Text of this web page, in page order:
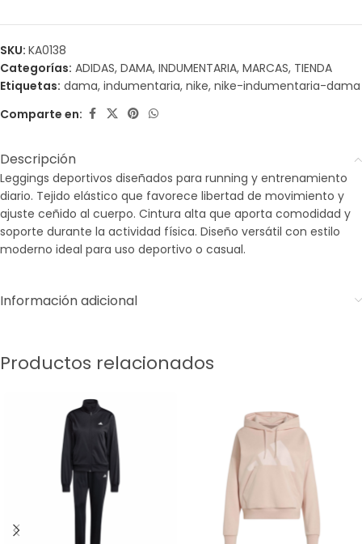
SKU: KA0138
Categorías: ADIDAS, DAMA, INDUMENTARIA, MARCAS, TIENDA
Etiquetas: dama, indumentaria, nike, nike-indumentaria-dama
Comparte en:
Descripción
Leggings deportivos diseñados para running y entrenamiento
diario. Tejido elástico que favorece libertad de movimiento y
ajuste ceñido al cuerpo. Cintura alta que aporta comodidad y
soporte durante la actividad física. Diseño versátil con estilo
moderno ideal para uso deportivo o casual.
Información adicional
Productos relacionados